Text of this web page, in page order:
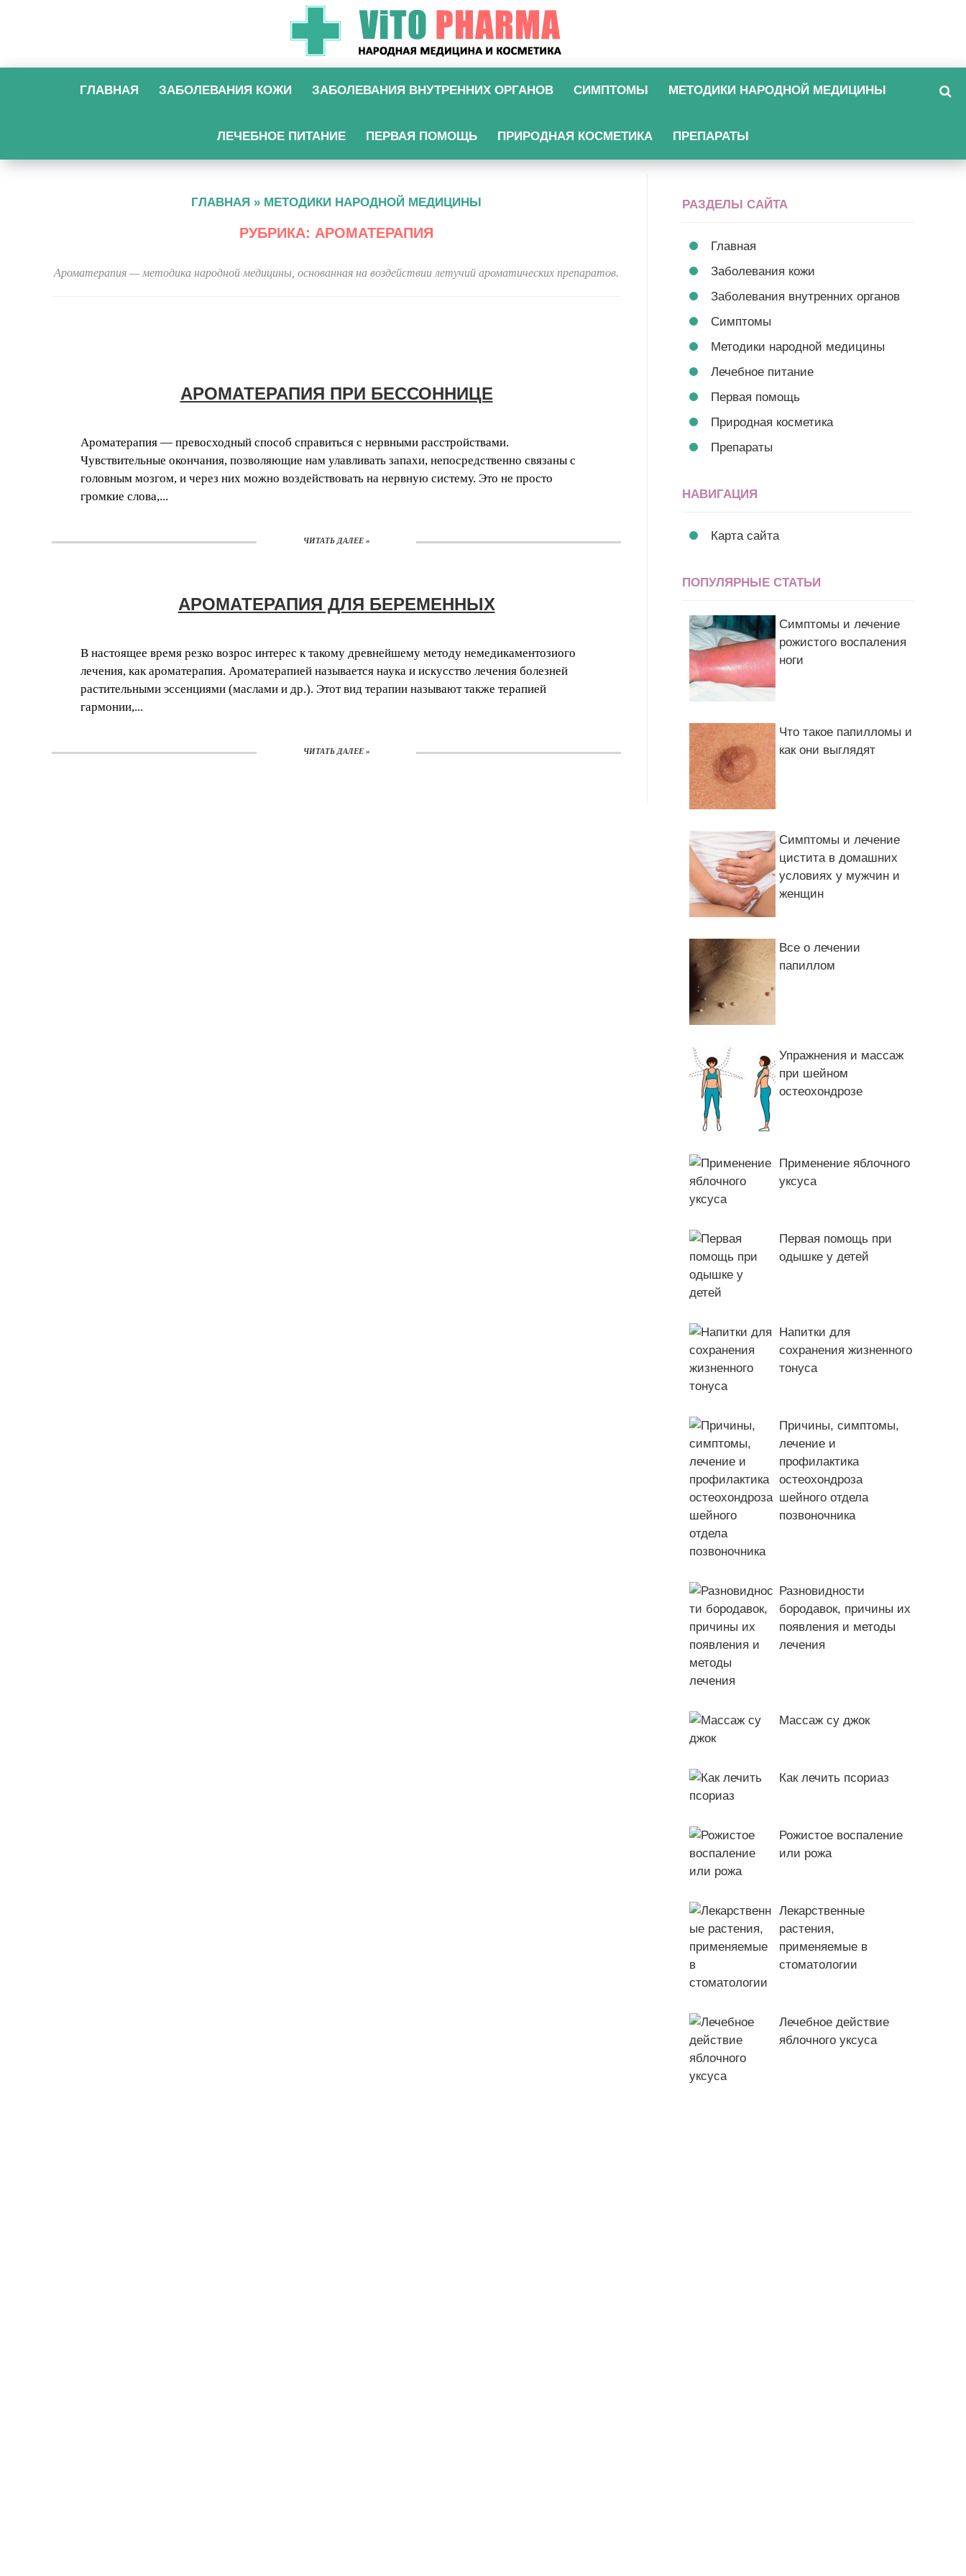
ГЛАВНАЯ ЗАБОЛЕВАНИЯ КОЖИ ЗАБОЛЕВАНИЯ ВНУТРЕННИХ ОРГАНОВ СИМПТОМЫ МЕТОДИКИ НАРОДНОЙ МЕДИЦИНЫ
ЛЕЧЕБНОЕ ПИТАНИЕ ПЕРВАЯ ПОМОЩЬ ПРИРОДНАЯ КОСМЕТИКА ПРЕПАРАТЫ
ГЛАВНАЯ » МЕТОДИКИ НАРОДНОЙ МЕДИЦИНЫ
РУБРИКА: АРОМАТЕРАПИЯ
Ароматерапия — методика народной медицины, основанная на воздействии летучий ароматических препаратов.
АРОМАТЕРАПИЯ ПРИ БЕССОННИЦЕ
Ароматерапия — превосходный способ справиться с нервными расстройствами.
Чувствительные окончания, позволяющие нам улавливать запахи, непосредственно связаны с
головным мозгом, и через них можно воздействовать на нервную систему. Это не просто
громкие слова,...
ЧИТАТЬ ДАЛЕЕ »
АРОМАТЕРАПИЯ ДЛЯ БЕРЕМЕННЫХ
В настоящее время резко возрос интерес к такому древнейшему методу немедикаментозиого
лечения, как ароматерапия. Ароматерапией называется наука и искусство лечения болезней
растительными эссенциями (маслами и др.). Этот вид терапии называют также терапией
гармонии,...
ЧИТАТЬ ДАЛЕЕ »
РАЗДЕЛЫ САЙТА
Главная
Заболевания кожи
Заболевания внутренних органов
Симптомы
Методики народной медицины
Лечебное питание
Первая помощь
Природная косметика
Препараты
НАВИГАЦИЯ
Карта сайта
ПОПУЛЯРНЫЕ СТАТЬИ
Симптомы и лечение
рожистого воспаления
ноги
Что такое папилломы и
как они выглядят
Симптомы и лечение
цистита в домашних
условиях у мужчин и
женщин
Все о лечении
папиллом
Упражнения и массаж
при шейном
остеохондрозе
Применение яблочного
уксуса
Первая помощь при
одышке у детей
Напитки для
сохранения жизненного
тонуса
Причины, симптомы,
лечение и
профилактика
остеохондроза
шейного отдела
позвоночника
Разновидности
бородавок, причины их
появления и методы
лечения
Массаж су джок
Как лечить псориаз
Рожистое воспаление
или рожа
Лекарственные
растения,
применяемые в
стоматологии
Лечебное действие
яблочного уксуса